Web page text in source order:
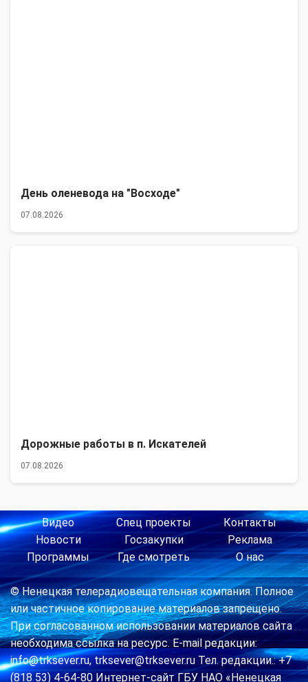
День оленевода на "Восходе"
07.08.2026
Дорожные работы в п. Искателей
07.08.2026
Видео
Новости
Программы
Спец проекты
Госзакупки
Где смотреть
Контакты
Реклама
О нас
© Ненецкая телерадиовещательная компания. Полное
или частичное копирование материалов запрещено.
При согласованном использовании материалов сайта
необходима ссылка на ресурс. E-mail редакции:
info@trksever.ru, trksever@trksever.ru Тел. редакции.: +7
(818 53) 4-64-80 Интернет-сайт ГБУ НАО «Ненецкая